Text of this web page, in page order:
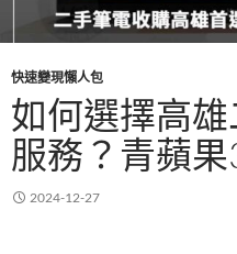
快速變現懶人包
如何選擇高
服務？青蘋
2024-12-27